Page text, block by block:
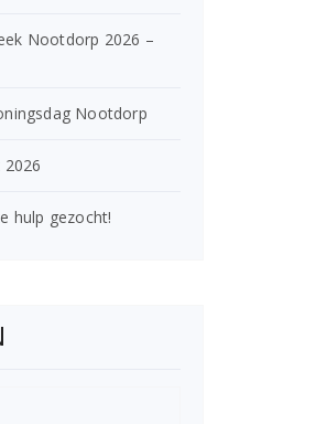
Nootdorp 2026 –
Nootdorp
hulp gezocht!